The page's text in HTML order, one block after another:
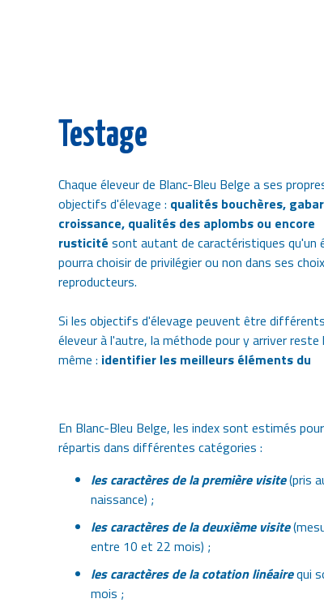
Testage
Chaque éleveur de Blanc-Bleu Belge a ses
objectifs d'élevage : qualités bouchères,
croissance, qualités des aplombs ou encore
rusticité sont autant de caractéristiques qu'un
pourra choisir de privilégier ou non dans ses
reproducteurs.
Si les objectifs d'élevage peuvent être
éleveur à l'autre, la méthode pour y arriver reste
même : identifier les meilleurs éléments du
En Blanc-Bleu Belge, les index sont estimés
répartis dans différentes catégories :
les caractères de la première visite(pris
naissance) ;
les caractères de la deuxième visite
entre 10 et 22 mois) ;
les caractères de la cotation linéairequi
mois ;